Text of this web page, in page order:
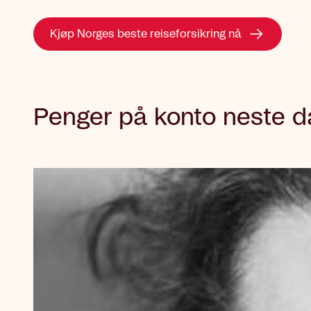
Kjøp Norges beste reiseforsikring nå
Penger på konto neste